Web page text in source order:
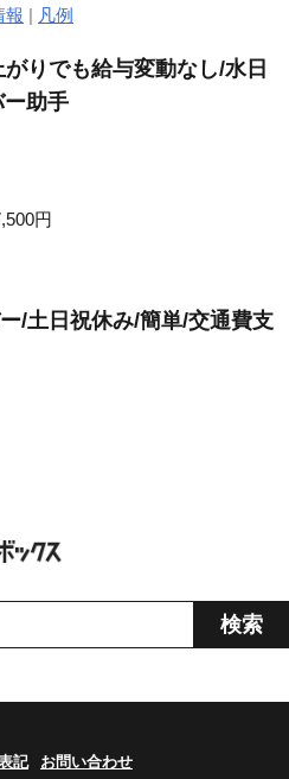
報 | 凡例
りでも給与変動なし/水日
助手
円
/土日祝休み/簡単/交通費支
記 お問い合わせ